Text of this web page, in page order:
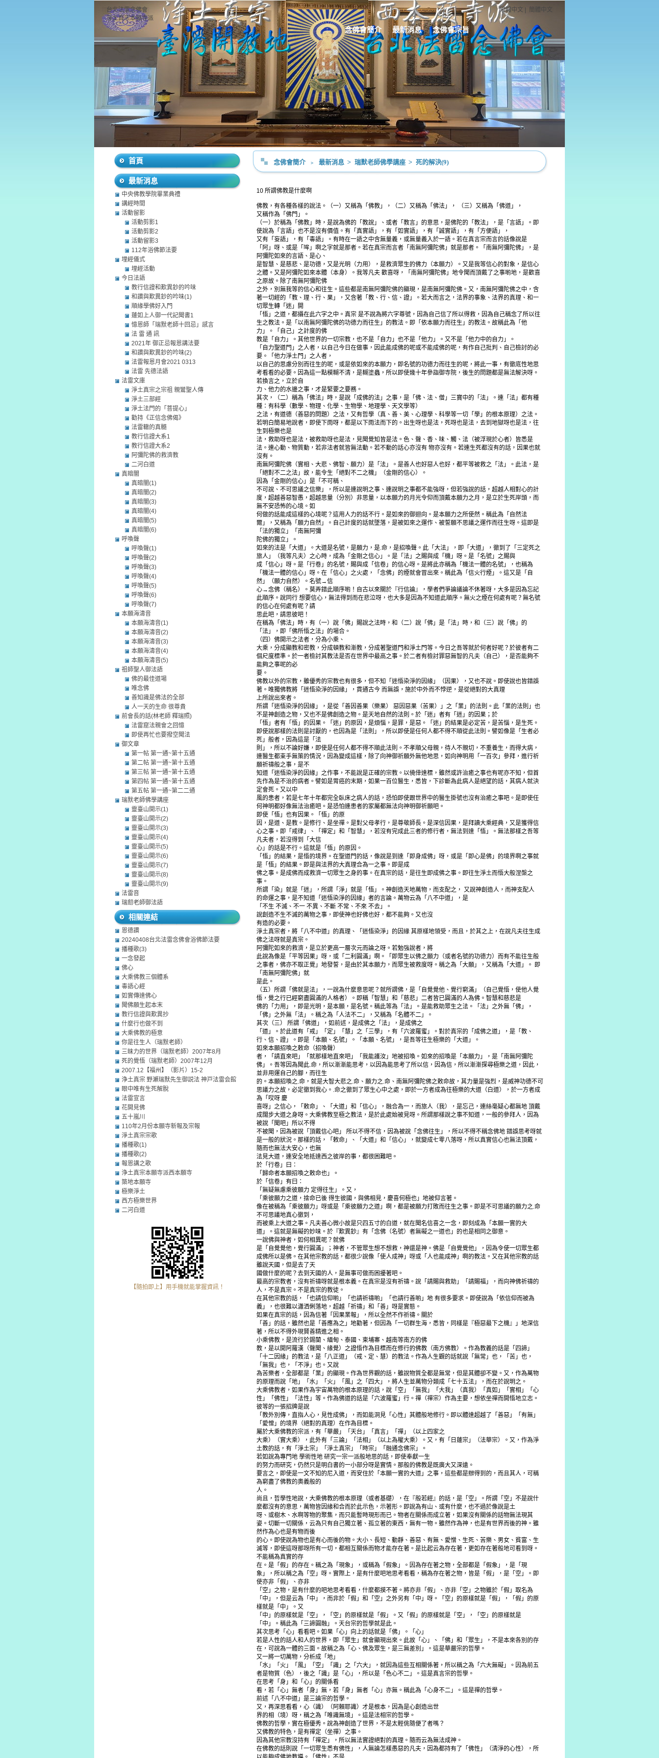
台北法雷念佛會
淨土真宗本願寺派
繁體中文 簡體中文
念佛會簡介 最新消息 念佛會宗旨
念佛會簡介 ﹥ 最新消息 > 瑞默老師佛學講座 > 死的解決(9)
10 所謂佛教是什麼啊
佛教，有各種各樣的說法。（一）又稱為「佛教」，（二）又稱為「佛法」， （三）又稱為「佛道」，
又稱作為「佛門」。
（一）於稱為「佛教」時，是說為佛的「教說」、或者「教言」的意思，是佛陀的「教法」，是「言語」。即
使說為「言語」也不是沒有價值。有「真實語」，有「如實語」，有「誠實語」，有「方便語」，
又有「妄語」，有「毒語」。有時在一語之中含無量義，或無量義入於一語。若在真言宗而言的話像說是
「阿」呀、或是「哞」啊之字就是那者。若在真宗而言者「南無阿彌陀佛」就是那者。「南無阿彌陀佛」，是
阿彌陀如來的言語、是心、
是智慧、是慈悲、是功德，又是光明（力用），是救濟眾生的佛力（本願力）。又是我等信心的對象，是信心
之體。又是阿彌陀如來本體（本身）。我等凡夫 歡喜呀，「南無阿彌陀佛」地令聞而頂戴了之事喲地，是歡喜
之原故。除了南無阿彌陀佛
之外，別無我等的信心和往生。這些都是南無阿彌陀佛的顯現，是南無阿彌陀佛。又，南無阿彌陀佛之中，含
著一切經的「教、理、行、果」，又含著「教、行、信、證」。若大而言之，法界的事象、法界的真理、和一
切眾生轉「迷」開
「悟」之道，都攝在此六字之中。真宗 是不說為將六字尊號，因為自己信了所以得救，因為自己稱念了所以往
生之教法。是「以南無阿彌陀佛的功德力而往生」的教法。即「依本願力而往生」的教法。故稱此為「他
力」。「自己」之計度的佛
教是「自力」。其他世界的一切宗教，也不是「自力」也不是「他力」。又不是「他力中的自力」。
「自力聖道門」之人者，以自己今日在做事，因此能成佛的呢或不能成佛的呢，有作自己批判、自己檢討的必
要。「他力淨土門」之人者，
以自己的思慮分別而往生的呢，或是依如來的本願力，即名號的功德力而往生的呢，將此一事，有徹底性地思
考看看的必要。因為這一點模糊不清，是糊塗蟲，所以即使幾十年參詣御寺院，後生的問題都是無法解決呀。
若換言之，立於自
力、他力的水邊之事，才是緊要之要務。
其次，（二）稱為「佛法」時，是說「成佛的法」之事，是「佛、法、僧」三寶中的「法」。連「法」都有種
種：有科學（數學、物理、化學、生物學、地理學、天文學等）
之法，有道德（善惡的問題）之法，又有哲學（真、善、美、心理學、科學等一切「學」的根本原理）之法。
若明白簡易地說者，即使下雨呀，都是以下雨法而下的。出生呀也是法，死呀也是法，去到地獄呀也是法，往
生到極樂也是
法，救助呀也是法，被救助呀也是法，見聞覺知皆是法。色、聲、香、味、觸、法（被浮現於心者）皆悉是
法。連心動、物質動，若非法者就皆無法動。若不動的話心亦沒有 物亦沒有。若連生死都沒有的話，因果也就
沒有。
南無阿彌陀佛（實相、大悲、佛智、願力）是「法」。是善人也好惡人也好，都平等被救之「法」。此法，是
「絕對不二之法」故，能令生「絕對不二之機」（金剛的信心）。
因為「金剛的信心」是「不可稱、
不可說、不可思議之信樂」，所以是連說明之事、連說明之事都不能強呀，但若強說的話，超越人相對心的計
度，超越善惡智愚，超越思量（分別）非思量，以本願力的月光令仰而頂戴本願力之月，是立於生死岸頭，而
無不安恐怖的心境。如
何做的話能成這樣的心境呢？這用人力的話不行。是如來的御迴向。是本願力之所使然。稱此為「自然法
爾」，又稱為「願力自然」。自己計度的話就墜落，是被如來之運作、被誓願不思議之運作而往生呀。這即是
「法的獨立」「南無阿彌
陀佛的獨立」。
如來的法是「大道」。大道是名號，是願力，是.命，是招喚聲。此「大法」，即「大道」，徹到了「三定死之
旅人」（我等凡夫）之心時，成為「金剛之信心」。是「法」之賜與成「機」呀。是「名號」之賜與
成「信心」呀。是「行卷」的名號，賜與成「信卷」的信心呀。是將此亦稱為「機法一體的名號」，也稱為
「機法一體的信心」呀。在「信心」之火處，「念佛」的煙就會冒出來。稱此為「信火行煙」。這又是「自
然」（願力自然）。名號→信
心→念佛（稱名）。莫弄錯此順序喲！自古以來關於『行信論』，學者們爭論議論不休著呀，大多是因為忘記
此順序。說同行 想要信心，無法得到而在悲泣呀，也大多是因為不知道此順序。無火之煙在何處有呢？無名號
的信心在何處有呢？請
思此吧，請思彼吧！
在稱為「佛法」時，有（一）說「佛」賜說之法時，和（二）說「佛」是「法」時，和（三）說「佛」的
「法」，即「佛所悟之法」的場合。
（四）佛開示之法者，分為小乘、
大乘，分成顯教和密教，分成頓教和漸教，分成著聖道門和淨土門等。今日之吾等就於何者好呢？於彼者有二
個尺度標準。於一者檢討其教法是否在世界中最高之事。於二者有檢討罪惡無智的凡夫（自己），是否能夠不
能夠之事呢的必
要。
佛教以外的宗教，雖優秀的宗教也有很多，但不知「迷悟染淨的因緣」（因果），又也不說。即使說也皆錯誤
著。唯獨佛教將「迷悟染淨的因緣」，貫通古今 而無誤，施於中外而不悖逆，是從絕對的大真理
上所說出來者。
所謂「迷悟染淨的因緣」，是從「善因善果（樂果） 惡因惡果（苦果）」之「業」的法則。此「業的法則」也
不是神創造之物，又也不是佛創造之物。是天地自然的法則。於「迷」者有「迷」的因果；於
「悟」者有「悟」的因果。「迷」的原因，是煩惱，是罪，是惡。「迷」的結果是必定苦，是苦惱，是生死。
即使說那樣的法則是討厭的，也因為是「法則」，所以即使是任何人都不得不順從此法則。譬如像是「生者必
死」般者，因為這是「法
則」，所以不論好嫌，即使是任何人都不得不順此法則。不孝順父母親，待人不親切，不重養生，而得大病，
連醫生都束手無策的情況，因為變成這樣，除了向神御祈願外無他地思，如向神明用「一百次」參拜，進行祈
願祈禱般之事，是不
知道「迷悟染淨的因緣」之作事，不能說是正確的宗教。以僥倖達標，雖然或許治癒之事也有呢亦不知，但首
先作為是不治的病者。譬如是胃癌的末期，如果一百位醫生，悉皆，下診斷為此病人是絕望的話，其病人就決
定會死。又以中
風的患者，若是七年十年都完全臥床之病人的話，恐怕即使跟世界中的醫生掛號也沒有治癒之事吧。是即使任
何神明都好像無法治癒吧。是恐怕連患者的家屬都無法向神明御祈願吧。
即使「悟」也有因果。「悟」的原
因，是道、是教。是修行、是坐禪。是對父母孝行，是尊敬師長。是深信因果，是拜讀大乘經典，又是獲得信
心之事。即「戒律」、「禪定」和「智慧」，若沒有完成此三者的修行者，無法到達「悟」。無法那樣之吾等
凡夫者，若沒得到「大信
心」的話是不行。這就是「悟」的原因。
「悟」的結果，是悟的境界。在聖道門的話，像說是到達「即身成佛」呀，或是「即心是佛」的境界啊之事就
是「悟」的結果。即是與法界的大真理合為一之事。即是成
佛之事。是成佛而成救濟一切眾生之身的事。在真宗的話，是往生即成佛之事。即往生淨土而悟大般涅槃之
事。
所謂「染」就是「迷」，所謂「淨」就是「悟」。神創造天地萬物，而支配之， 又說神創造人，而神支配人
的命運之事，是不知道「迷悟染淨的因緣」者的言論。萬物云為「八不中道」，是
「不生 不滅、不一 不異、不斷 不常、不來 不去」。
說創造不生不滅的萬物之事，即使神也好佛也好，都不能夠。又也沒
有造的必要。
淨土真宗者，將「八不中道」的真理、「迷悟染淨」的因緣 其原樣地領受，而且，於其之上，在說凡夫往生成
佛之法呀就是真宗。
阿彌陀如來的救濟，是立於更高一層次元而論之呀。若勉強說者，將
此說為像是「平等因果」呀，或「二利圓滿」啊。「即眾生以佛之願力（或者名號的功德力）而有不能往生般
之事者，佛亦不取正覺」地發誓，是由於其本願力，而眾生被救度呀。稱之為「大願」，又稱為「大道」。 即
「南無阿彌陀佛」就
是此。
（五）所謂「佛就是法」，一說為什麼意思呢？就所謂佛，是「自覺覺他、覺行窮滿」（自己覺悟，使他人覺
悟，覺之行已經窮盡圓滿的人格者）。即稱「智慧」和「慈悲」二者皆已圓滿的人為佛。智慧和慈悲是
佛的「力用」，即是光明，是本願，是名號。稱此等為「法」。是能救助眾生之法。「法」之外無「佛」，
「佛」之外無「法」。稱之為「人法不二」，又稱為「名體不二」。
其次（三） 所謂「佛道」，如前述，是成佛之「法」，是成佛之
「道」。於此道有「戒」「定」「慧」之「三學」，有「六波羅蜜」。對於真宗的「成佛之道」，是「教、
行、信、證」。即是「本願、名號」。「本願、名號」，是吾等往生極樂的「大道」。
如來本願招喚之敕命（招喚聲）
者，「請直來吧」「就那樣地直來吧」「我能護汝」地被招喚。如來的招喚是「本願力」，是「南無阿彌陀
佛」。吾等因為聞此.命，所以漸漸能思考，以因為能思考了所以信，因為信，所以漸漸探尋極樂之道，因此，
並非用運自己的腳，而往生
的。本願招喚之.命，就是大智大悲之.命、願力之.命、南無阿彌陀佛之敕命故，其力量是強烈，是威神功德不可
思議力之故，必定徹到我心。.命之徹到了眾生心中之處，即於一方者成為往極樂的大道（白道），於一方者成
為「哎呀 慶
喜呀」之信心，「敕命」、「大道」和「信心」，融合為一，而旅人（我），是忘己，連絲毫疑心都無地 頂戴
成闊步大道之身呀。大乘佛教至極之教法，是於此處始被見呀。所謂那樣說之事不知道，一般的參拜人，因為
被說「聞吧」所以不得
不被聞，因為被說「頂戴信心吧」 所以不得不信，因為被說「念佛往生」，所以不得不稱念佛地 錯誤思考呀就
是一般的狀況。那樣的話，「敕命」、「大道」和「信心」，就變成七零八落呀，所以真實信心也無法頂戴，
隨而也無法大安心，也無
法見大道，連安全地抵達西之彼岸的事，都很困難吧。
於「行卷」曰：
「歸命者本願招喚之敕命也」。
於「信卷」有曰：
「無疑無慮乘彼願力 定得往生」。又，
「乘彼願力之道，捨命已後 得生彼國，與佛相見，慶喜何極也」地被仰言著。
像在被稱為「乘彼願力」呀或是「乘彼願力之道」啊，都是被願力打敗而往生之事。即是不可思議的願力之.命
不可思議地真心徹到，
而被乘上大道之事。凡夫善心微小故是只四五寸的白道，就在聞名信喜之一念，即刻成為「本願一實的大
道」。這就是無礙的妙味。於『歎異鈔』有「念佛（名號）者無礙之一道也」的也是相同之御意。
一說佛與神者，如何相異呢？就佛
是「自覺覺他，覺行圓滿」；神者，不管眾生想不想救，神還是神。佛是「自覺覺他」，因為令使一切眾生都
成佛所以是佛。在其他宗教的話，都很少說像「使人成神」呀或「人也能成神」啊的教法。又在其他宗教的話
雖說天國，但是去了天
國做什麼的呢？去到天國的人，是無事可做而困擾著吧。
最高的宗教者，沒有祈禱呀就是根本義。在真宗是沒有祈禱。說「請賜與救助」「請賜福」，而向神佛祈禱的
人，不是真宗。不是真宗的教徒。
在其他宗教的話，「也請信仰喲」「也請祈禱喲」「也請行善喲」地 有很多要求。即使說為「依信仰而被為
義」，也很難以瀟洒俐落地，超越「祈禱」和「善」呀是實態。
如果在真宗的話，因為信著「因果業報」，所以全然不作祈禱。關於
「善」的話，雖然也是「善應為之」地勸著，但因為「一切群生海，悉皆，同樣是『極惡最下之機』」地深信
著，所以不得外現賢善精進之相。
小乘佛教，是流行於錫蘭、緬甸、泰國、柬埔寨、越南等南方的佛
教，是以開阿羅漢（聲聞、緣覺）之證悟作為目標而在修行的佛教（南方佛教）。作為教義的話是「四諦」
「十二因緣」的教法，是「八正道」（戒、定、慧）的教法。作為人生觀的話就說「無常」也，「苦」也，
「無我」也，「不淨」也。又說
為苦樂者，全部都是「業」的顯現。作為世界觀的話，雖說物質全都是無常，但是其體卻不變。又，作為萬物
的原理而說「地」「水」「火」「風」之「四大」，將人生並萬物分類成「七十五法」，而在於說明之。
大乘佛教者，如果作為宇宙萬物的根本原理的話，說「空」「無我」「大我」（真我）「真如」「實相」「心
性」「佛性」「法性」等。作為佛道的話是「六波羅蜜」行。禪（禪宗）作為主要，想依坐禪而開悟地立志。
彼等的一張招牌是說
「教外別傳，直指人心，見性成佛」，而如能洞見「心性」其體般地修行。即以體達超越了「善惡」「有無」
「愛憎」的境界（絕對的真理）在作為目標。
屬於大乘佛教的宗派，有「華嚴」「天台」「真言」「禪」（以上四家之
大乘）（實大乘），此外有「三論」「法相」（以上為權大乘）。又，有「日蓮宗」（法華宗）。又，作為淨
土教的話，有「淨土宗」「淨土真宗」「時宗」「融通念佛宗」。
若如說為專門地 學術性地 研究一宗一派般地思的話，即使奉獻一生
的努力而研究，仍然只是明白書的一小部分呀是實情。那般的佛教是既廣大又深遠。
要言之，即使是一文不知的尼入道，而安住於「本願一實的大道」之事，這些都是辦得到的，而且其人，可稱
為窮盡了佛教的奧義般的
人。
尚且，哲學性地說，大乘佛教的根本原理（或者基礎），在『般若經』的話，是「空」。所謂「空」不是說什
麼都沒有的意思，萬物皆因緣和合而於此示色，示著形。即說為有山、或有什麼，也不過於像說是土
呀、或樹木、水啊等物的聚集，而只能暫時現形而已。物者在關係而成立著，如果沒有關係的話物無法現其
姿。切斷一切關係，云為只有自己獨立著、孤立著的東西，無有一物。雖然作為神，也是有世界而後的神。雖
然作為心也是有物而後
的心。即使說為物也是有心而後的物。大小、長短、動靜、善惡、有無、愛憎、生死、苦樂、男女、貧富、生
滅等，即使這呀那呀所有一切，都相互關係而物才能存在著。是比起云為存在著，更如存在著般地可看到呀。
不能稱為真實的存
在。是「假」的存在。稱之為「現象」，或稱為「假象」。因為存在著之物，全部都是「假象」，是「現
象」，所以稱之為「空」呀。實際上，是有什麼吧地思考看看，稱為存在著之物，皆是「假」，是「空」。即
使亦非「假」、亦非
「空」之物，是有什麼的吧地思考看看，什麼都摸不著。將亦非「假」、亦非「空」之物雖於「假」取名為
「中」，但是云為「中」，而非於「假」和「空」之外另有「中」呀。「空」的原樣就是「假」，「假」的原
樣就是「中」。又
「中」的原樣就是「空」，「空」的原樣就是「假」。又「假」的原樣就是「空」，「空」的原樣就是
「中」。稱此為「三諦圓融」。天台宗的哲學就是此。
其次思考「心」看看吧。如果「心」向上的話就是「佛」。「心」
若是人性的話人和人的世界，即「眾生」就會顯現出來。此故「心」、「佛」和「眾生」，不是本來各別的存
在，可說為一體的三面。故稱之為「心、佛及眾生，是三無差別」。這是華嚴宗的哲學。
又一將一切萬物，分析成「地」
「水」「火」「風」「空」「識」之「六大」，就因為這些互相關係著，所以稱之為「六大無礙」。因為前五
者是物質（色），後之「識」是「心」，所以是「色心不二」。這是真言宗的哲學。
在思考「身」和「心」的關係看
看，若「心」無者「身」無，若「身」無者「心」亦無。稱此為「心身不二」。這是禪的哲學。
前述「八不中道」是三論宗的哲學。
又，再深思看看，心（識）（阿賴耶識）才是根本，因為是心創造出世
界的相（境）呀，稱之為「唯識無境」。這是法相宗的哲學。
佛教的哲學，實在極優秀。說為神創造了世界，不是太輕佻隨便了者嗎？
又佛教的特色，是有禪定（坐禪）之事。
因為其他宗教沒持有「禪定」，所以無法實證絕對的真理。隨而云為無法成神。
在佛教的話則說「一切眾生悉有佛性」，人無論怎樣愚惡的凡夫，因為都持有了「佛性」（清淨的心性），所
首頁
最新消息
中央佛教學院畢業典禮
講經時間
活動留影
活動剪影1
活動剪影2
活動留影3
112年浴佛節法要
埋經儀式
埋經活動
今日法語
教行信證和歎異鈔的吟味
和讚與歎異鈔的吟味(1)
順緣學佛好入門
蓮如上人御一代記聞書1
憶恩師「瑞默老師十回忌」感言
法 雷 通 訊
2021年 御正忌報恩講法要
和讚與歎異鈔的吟味(2)
法雷報恩月會2021 0313
法雷 先德法語
法雷文庫
淨土真宗之宗祖 親鸞聖人傳
淨土三部經
淨土法門的「菩提心」
勸持《正信念佛偈》
法雷轍的真髓
教行信證大系1
教行信證大系2
阿彌陀佛的救濟教
二河白道
真暗闇
真暗闇(1)
真暗闇(2)
真暗闇(3)
真暗闇(4)
真暗闇(5)
真暗闇(6)
呼喚聲
呼喚聲(1)
呼喚聲(2)
呼喚聲(3)
呼喚聲(4)
呼喚聲(5)
呼喚聲(6)
呼喚聲(7)
本願海濤音
本願海濤音(1)
本願海濤音(2)
本願海濤音(3)
本願海濤音(4)
本願海濤音(5)
祖師聖人御法語
佛的最佳道場
唯念佛
善知識是佛法的全部
人一天的生命 很尊貴
前會長的話(林老師 釋瑞照)
法雷窟法親會之回憶
即使再忙也要撥空聞法
御文章
第一帖 第一通~第十五通
第二帖 第一通~第十五通
第三帖 第一通~第十五通
第四帖 第一通~第十五通
第五帖 第一通~第二二通
瑞默老師佛學講座
靈臺山開示(1)
靈臺山開示(2)
靈臺山開示(3)
靈臺山開示(4)
靈臺山開示(5)
靈臺山開示(6)
靈臺山開示(7)
靈臺山開示(8)
靈臺山開示(9)
法雷音
瑞劎老師御法語
相關連結
恩德讚
20240408台北法雷念佛會浴佛節法要
播種歌(3)
一念發起
佛心
大乘佛教三個體系
毒語心經
如實傳達佛心
聞佛願生起本末
教行信證與歎異抄
什麼行也做不到
大乘佛教的極意
你是往生人（瑞默老師）
三昧力的世界（瑞默老師）2007年8月
死的覺悟（瑞默老師）2007年12月
2007.12【福州】（影片）15-2
浄土真宗 野瀬瑞默先生御説法 神戸法雷会館
眼中唯有生死解脫
法雷宣言
花開見佛
五十嵐川
110年2月份本願寺新報及宗報
淨土真宗宗歌
播種歌(1)
播種歌(2)
報恩講之歌
浄土真宗本願寺派西本願寺
築地本願寺
極樂淨土
西方極樂世界
二河白道
【隨拍即上】用手機就能掌握資訊！